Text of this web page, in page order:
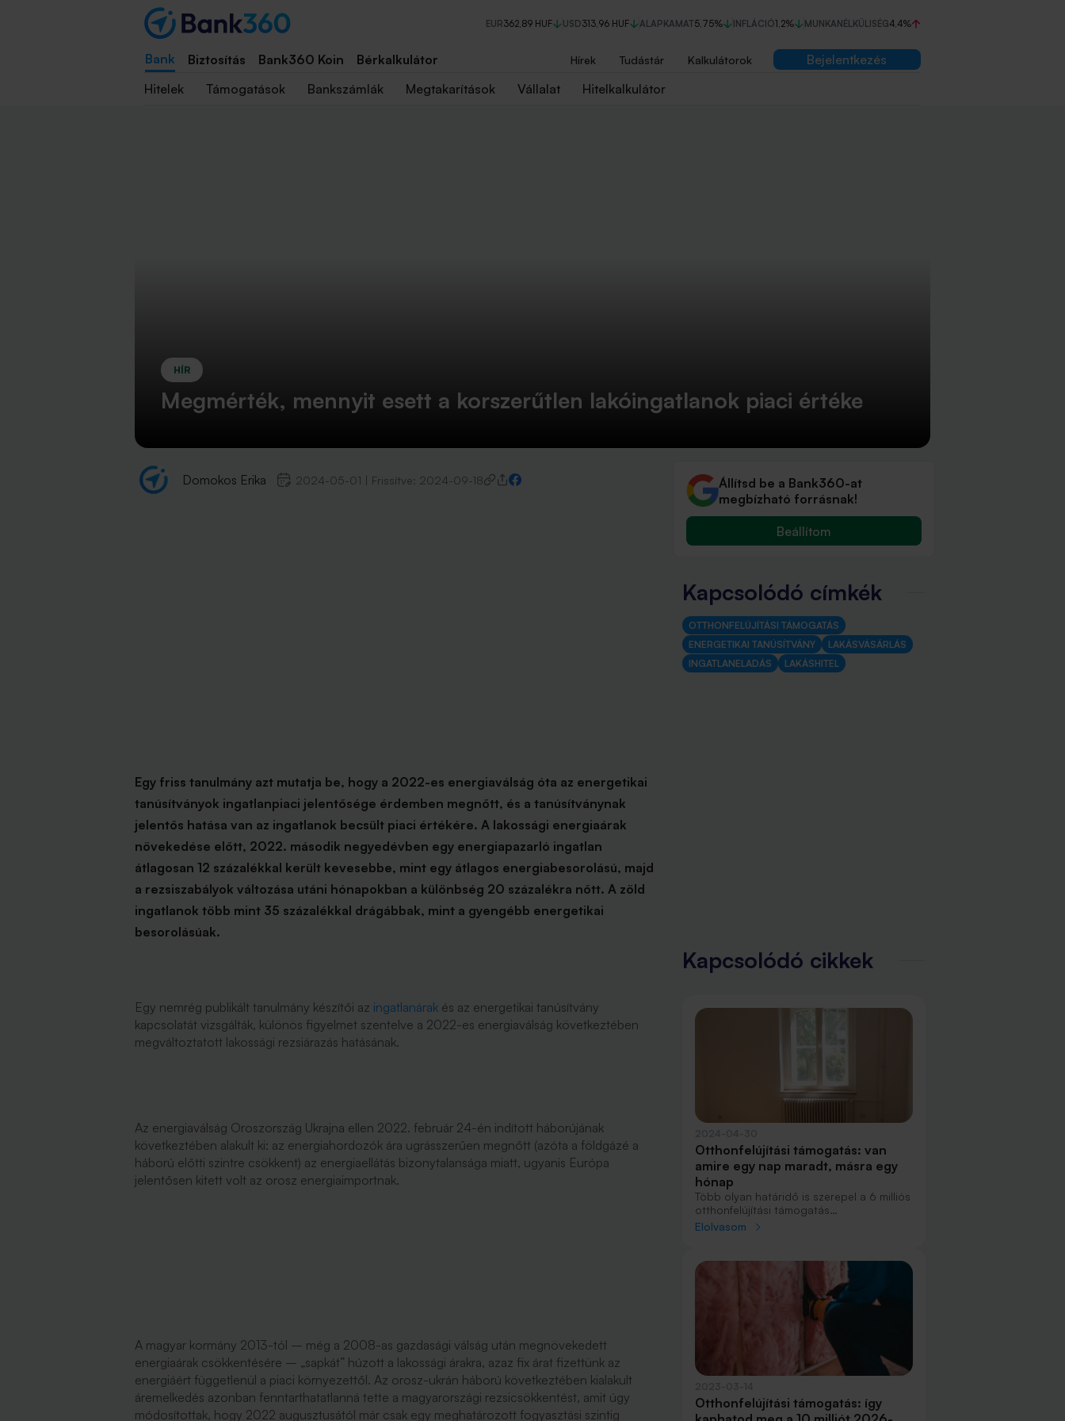
EUR362,89 HUF USD313,96 HUF ALAPKAMAT5,75% INFLÁCIÓ1,2% MUNKANÉLKÜLISÉG4,4%
Bank Biztosítás Bank360 Koin Bérkalkulátor Hírek Tudástár Kalkulátorok
Bejelentkezés
Hitelek
Támogatások Bankszámlák Megtakarítások Vállalat Hitelkalkulátor
HÍR
Megmérték, mennyit esett a korszerűtlen lakóingatlanok piaci értéke
Domokos Erika 2024-05-01 Frissítve: 2024-09-18
Egy friss tanulmány azt mutatja be, hogy a 2022-es energiaválság óta az energetikai
tanúsítványok ingatlanpiaci jelentősége érdemben megnőtt, és a tanúsítványnak
jelentős hatása van az ingatlanok becsült piaci értékére. A lakossági energiaárak
növekedése előtt, 2022. második negyedévben egy energiapazarló ingatlan
átlagosan 12 százalékkal került kevesebbe, mint egy átlagos energiabesorolású, majd
a rezsiszabályok változása utáni hónapokban a különbség 20 százalékra nőtt. A zöld
ingatlanok több mint 35 százalékkal drágábbak, mint a gyengébb energetikai
besorolásúak.
Egy nemrég publikált tanulmány készítői az ingatlanárak és az energetikai tanúsítvány
kapcsolatát vizsgálták, különös figyelmet szentelve a 2022-es energiaválság következtében
megváltoztatott lakossági rezsiárazás hatásának.
Az energiaválság Oroszország Ukrajna ellen 2022. február 24-én indított háborújának
következtében alakult ki: az energiahordozók ára ugrásszerűen megnőtt (azóta a földgázé a
háború előtti szintre csökkent) az energiaellátás bizonytalansága miatt, ugyanis Európa
jelentősen kitett volt az orosz energiaimportnak.
A magyar kormány 2013-tól – még a 2008-as gazdasági válság után megnövekedett
energiaárak csökkentésére – „sapkát” húzott a lakossági árakra, azaz fix árat fizettünk az
energiáért függetlenül a piaci környezettől. Az orosz-ukrán háború következtében kialakult
áremelkedés azonban fenntarthatatlanná tette a magyarországi rezsicsökkentést, amit úgy
módosítottak, hogy 2022 augusztusától már csak egy meghatározott fogyasztási szintig
Állítsd be a Bank360-at
megbízható forrásnak!
Beállítom
Kapcsolódó címkék
OTTHONFELÚJÍTÁSI TÁMOGATÁS
ENERGETIKAI TANÚSÍTVÁNY
LAKÁSVÁSÁRLÁS
INGATLANELADÁS
LAKÁSHITEL
Kapcsolódó cikkek
Otthonfelújítási támogatás: van
amire egy nap maradt, másra egy
hónap
Több olyan határidő is szerepel a 6 milliós
otthonfelújítási támogatás
felhívástervezetében, amit mindenképpen
tanúsítványé.
Elolvasom
Otthonfelújítási támogatás: így